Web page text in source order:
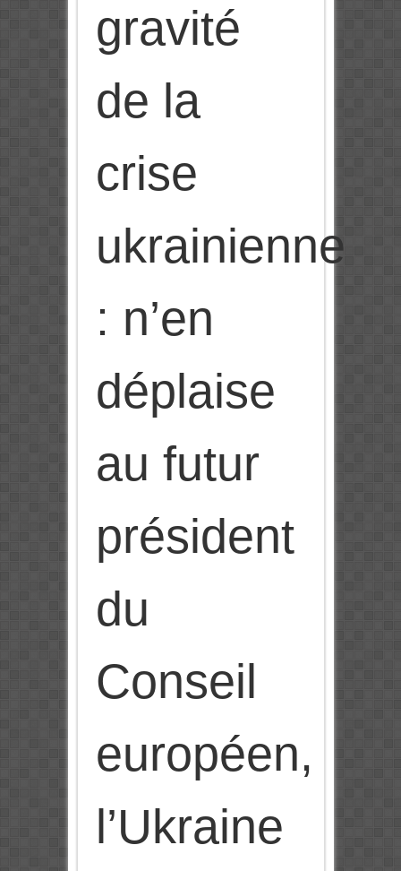
gravité
de la
crise
ukrainienne
: n’en
déplaise
au futur
président
du
Conseil
européen,
l’Ukraine